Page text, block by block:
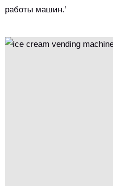
работы машин.’